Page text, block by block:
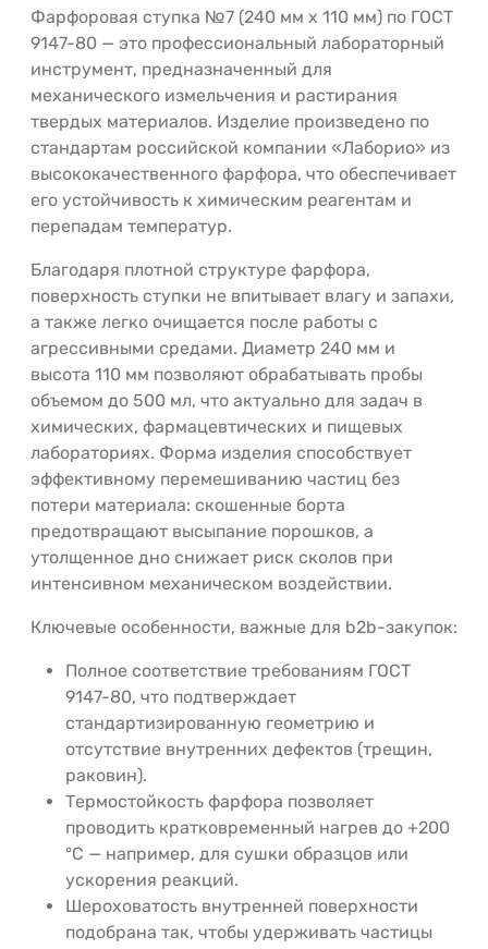
Фарфоровая ступка №7 (240 мм х 110 мм) по ГОСТ
9147-80 — это профессиональный лабораторный
инструмент, предназначенный для
механического измельчения и растирания
твердых материалов. Изделие произведено по
стандартам российской компании «Лаборио» из
высококачественного фарфора, что обеспечивает
его устойчивость к химическим реагентам и
перепадам температур.
Благодаря плотной структуре фарфора,
поверхность ступки не впитывает влагу и запахи,
а также легко очищается после работы с
агрессивными средами. Диаметр 240 мм и
высота 110 мм позволяют обрабатывать пробы
объемом до 500 мл, что актуально для задач в
химических, фармацевтических и пищевых
лабораториях. Форма изделия способствует
эффективному перемешиванию частиц без
потери материала: скошенные борта
предотвращают высыпание порошков, а
утолщенное дно снижает риск сколов при
интенсивном механическом воздействии.
Ключевые особенности, важные для b2b-закупок:
Полное соответствие требованиям ГОСТ
9147-80, что подтверждает
стандартизированную геометрию и
отсутствие внутренних дефектов (трещин,
раковин).
Термостойкость фарфора позволяет
проводить кратковременный нагрев до +200
°C — например, для сушки образцов или
ускорения реакций.
Шероховатость внутренней поверхности
подобрана так, чтобы удерживать частицы